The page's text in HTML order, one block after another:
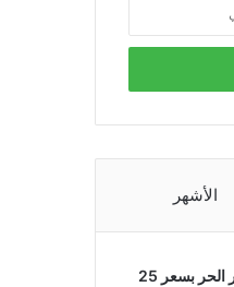
الأشهر
بدء طرح السكر الحر بسعر 25